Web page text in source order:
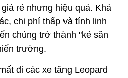
rẻ nhưng hiệu quả. Khả
chi phí thấp và tính linh
chúng trở thành "kẻ săn
trường.
đi các xe tăng Leopard